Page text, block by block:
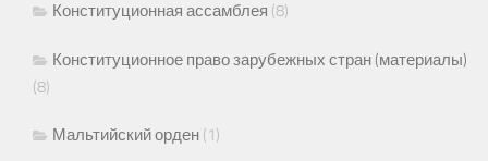
Конституционная ассамблея (8)
Конституционное право зарубежных стран (материалы)
(8)
Мальтийский орден (1)